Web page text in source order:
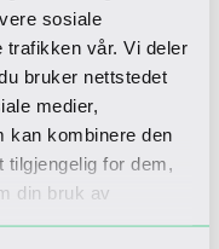
sosiale
trafikken vår. Vi deler
bruker nettstedet
medier,
kan kombinere den
for dem,
din bruk av